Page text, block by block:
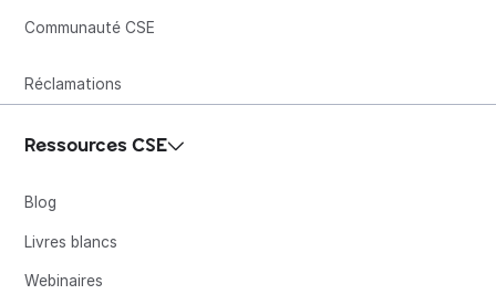
Communauté CSE
Réclamations
Ressources CSE
Blog
Livres blancs
Webinaires